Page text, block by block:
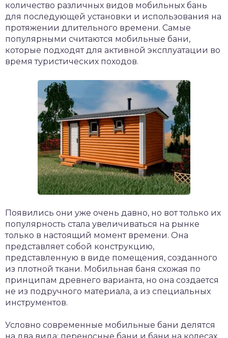
количество различных видов мобильных бань
для последующей установки и использования на
протяжении длительного времени. Самые
популярными считаются мобильные бани,
которые подходят для активной эксплуатации во
время туристических походов.
Появились они уже очень давно, но вот только их
популярность стала увеличиваться на рынке
только в настоящий момент времени. Она
представляет собой конструкцию,
представленную в виде помещения, созданного
из плотной ткани. Мобильная баня схожая по
принципам древнего варианта, но она создается
не из подручного материала, а из специальных
инструментов.
Условно современные мобильные бани делятся